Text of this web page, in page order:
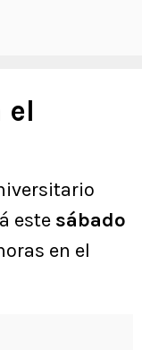
el
este sábado
en el